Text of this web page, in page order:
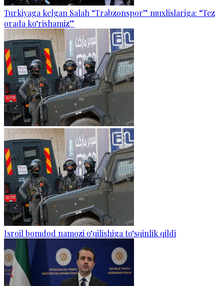
Turkiyaga kelgan Salah “Trabzonspor” muxlislariga: “Tez
orada ko‘rishamiz”
Isroil bomdod namozi o‘qilishiga to‘sqinlik qildi